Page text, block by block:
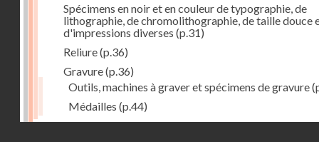
Spécimens en noir et en couleur de typographie, de
lithographie, de chromolithographie, de taille douce
d'impressions diverses (p.31)
Reliure(p.36)
Gravure(p.36)
Outils, machines à graver et spécimens de gravure
Médailles (p.44)